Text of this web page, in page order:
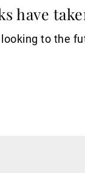
have
to the